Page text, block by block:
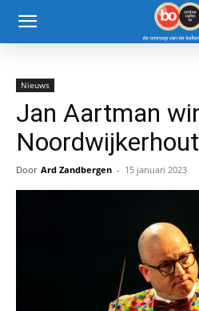
Nieuws
Jan Aartman
Noordwijkerhout
Door Ard Zandbergen - 15 januari 2023